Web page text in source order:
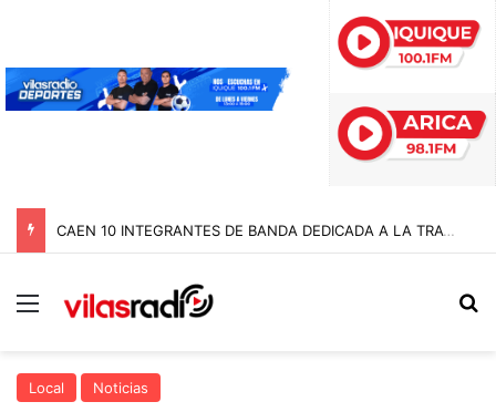
CAEN 10 INTEGRANTES DE BANDA DEDICADA A LA TRATA Y EXPLOTACIÓN SEXUAL DE MENORES EN TARAPACÁ
Menú
Local Noticias